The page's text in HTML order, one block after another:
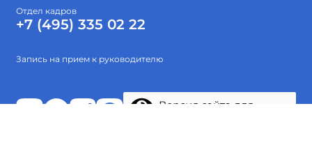
Отдел кадров
+7 (495) 335 02 22
Запись на прием к руководителю
Версия сайта для